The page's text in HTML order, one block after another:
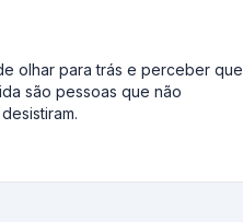
olhar para trás e perceber que
são pessoas que não